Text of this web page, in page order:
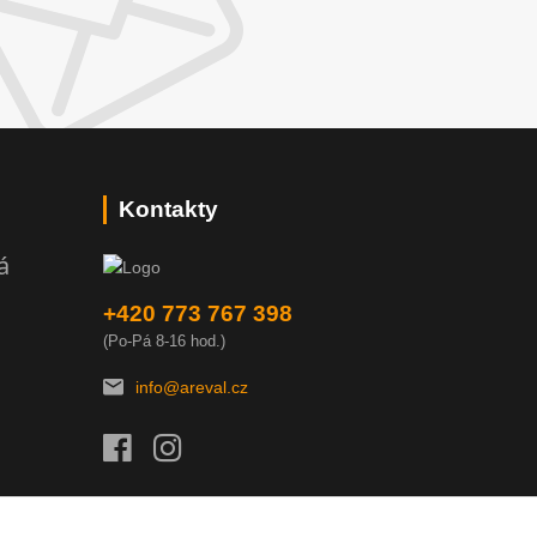
Kontakty
+420 773 767 398
(Po-Pá 8-16 hod.)
info@areval.cz